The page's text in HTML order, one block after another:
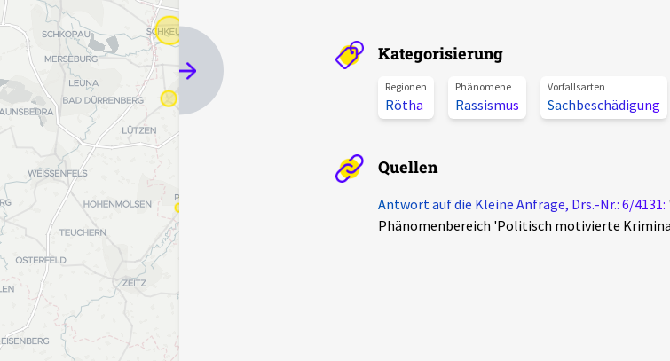
Kategorisierung
Regionen
Rötha
Phänomene
Rassismus
Vorfallsarten
Sachbeschädigung
Quellen
Antwort auf die Kleine Anfrage, Drs.-Nr.: 6/4131:
Phänomenbereich 'Politisch motivierte